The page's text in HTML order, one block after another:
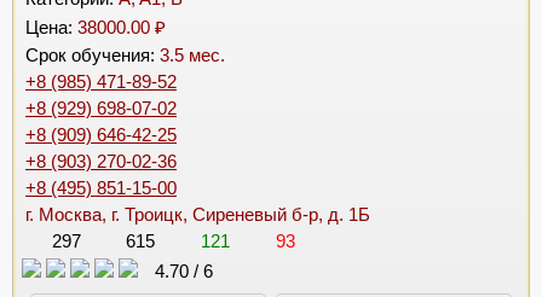
Цена: 38000.00 ₽
Срок обучения: 3.5 мес.
+8 (985) 471-89-52
+8 (929) 698-07-02
+8 (909) 646-42-25
+8 (903) 270-02-36
+8 (495) 851-15-00
г. Москва, г. Троицк, Сиреневый б-р, д. 1Б
297
615 121
93
4.70 / 6